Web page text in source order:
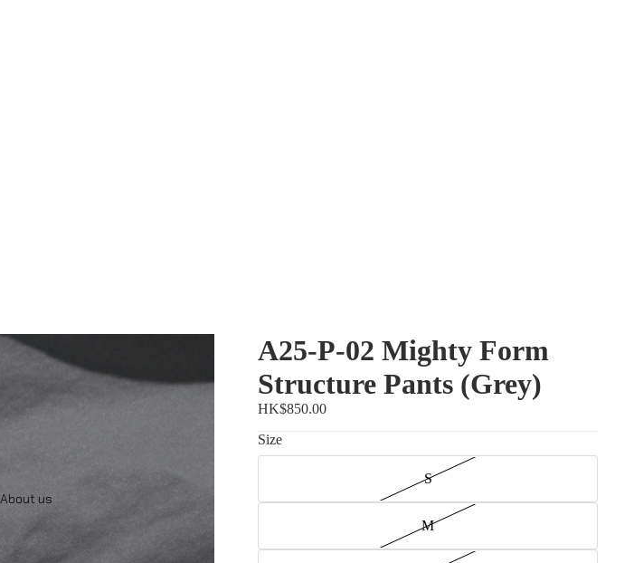
About us
A25-P-02 Mighty Form
Structure Pants (Grey)
HK$850.00
Size
S
M